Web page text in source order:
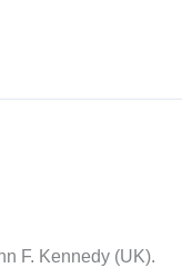
F. Kennedy (UK).